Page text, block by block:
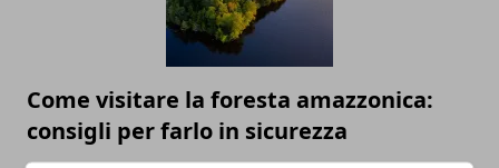
Come visitare la foresta amazzonica:
consigli per farlo in sicurezza